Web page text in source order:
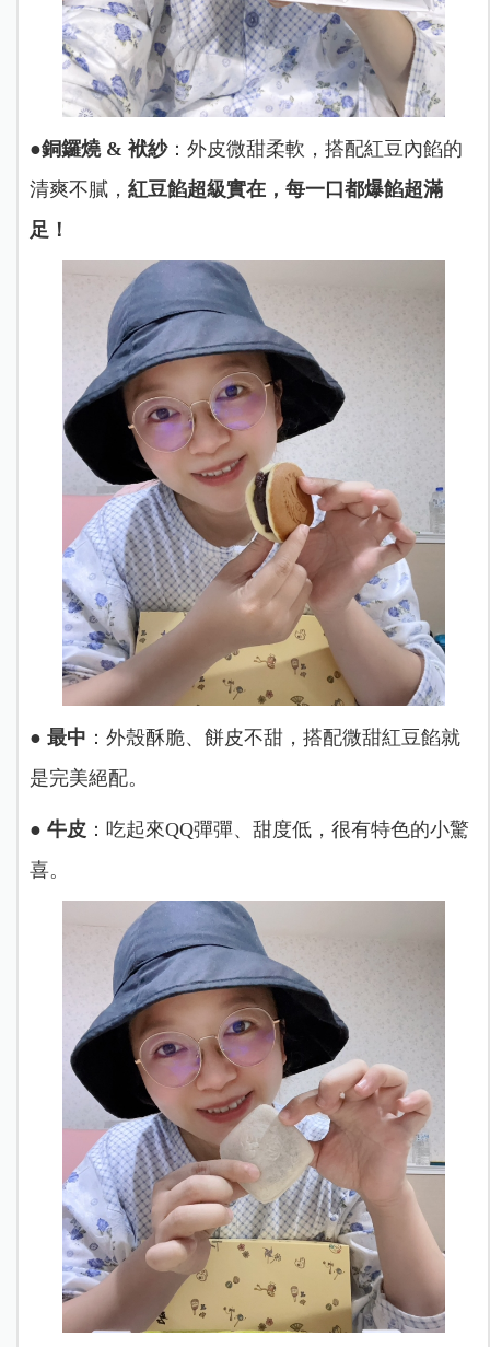
●銅鑼燒 & 袱紗：外皮微甜柔軟，搭配紅豆內餡的
清爽不膩， 紅豆餡超級實在，每一口都爆餡超滿
足！
● 最中 ：外殼酥脆、餅皮不甜，搭配微甜紅豆餡就
是完美絕配。
● 牛皮：吃起來QQ彈彈、甜度低，很有特色的小驚
喜。